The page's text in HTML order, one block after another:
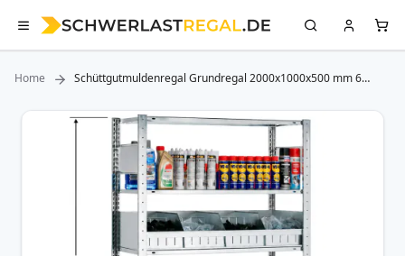
Home
Schüttgutmuldenregal Grundregal 2000x1000x500 mm 6
Zum